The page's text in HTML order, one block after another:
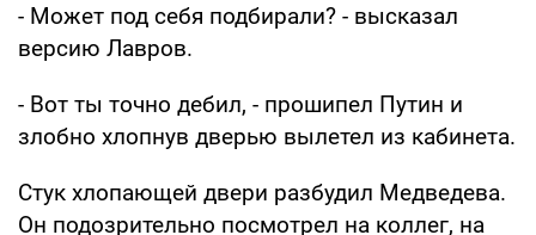
- Может под себя подбирали? - высказал
версию Лавров.
- Вот ты точно дебил, - прошипел Путин и
злобно хлопнув дверью вылетел из кабинета.
Стук хлопающей двери разбудил Медведева.
Он подозрительно посмотрел на коллег, на